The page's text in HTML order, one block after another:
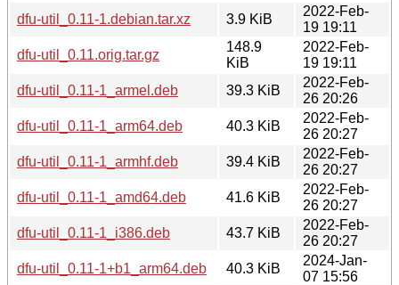
dfu-util_0.11-1.debian.tar.xz
3.9 KiB
2022-Feb-
19 19:11
dfu-util_0.11.orig.tar.gz
148.9
KiB
2022-Feb-
19 19:11
dfu-util_0.11-1_armel.deb
39.3 KiB
2022-Feb-
26 20:26
dfu-util_0.11-1_arm64.deb
40.3 KiB
2022-Feb-
26 20:27
dfu-util_0.11-1_armhf.deb
39.4 KiB
2022-Feb-
26 20:27
dfu-util_0.11-1_amd64.deb
41.6 KiB
2022-Feb-
26 20:27
dfu-util_0.11-1_i386.deb
43.7 KiB
2022-Feb-
26 20:27
dfu-util_0.11-1+b1_arm64.deb
40.3 KiB
2024-Jan-
07 15:56